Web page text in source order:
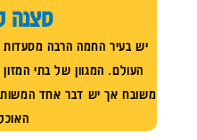
סצנה
יש בעיר החמה הרבה
העולם. המגוון של בתי
משובח אך יש דבר אחד המשותף